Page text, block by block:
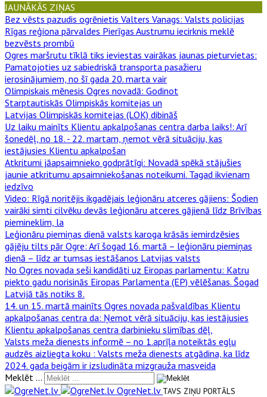
JAUNĀKĀS ZIŅAS
Bez vēsts pazudis ogrēnietis Valters Vanags: Valsts policijas
Rīgas reģiona pārvaldes Pierīgas Austrumu iecirknis meklē
bezvēsts prombū
Ogres maršrutu tīklā tiks ieviestas vairākas jaunas pieturvietas:
Pamatojoties uz sabiedriskā transporta pasažieru
ierosinājumiem, no šī gada 20. marta vair
Olimpiskais mēnesis Ogres novadā: Godinot
Starptautiskās Olimpiskās komitejas un
Latvijas Olimpiskās komitejas (LOK) dibināš
Uz laiku mainīts Klientu apkalpošanas centra darba laiks!: Arī
šonedēļ, no 18. - 22. martam, ņemot vērā situāciju, kas
iestājusies Klientu apkalpošan
Atkritumi jāapsaimnieko godprātīgi: Novadā spēkā stājušies
jaunie atkritumu apsaimniekošanas noteikumi. Tagad ikvienam
iedzīvo
Video: Rīgā noritējis ikgadējais leģionāru atceres gājiens: Šodien
vairāki simti cilvēku devās leģionāru atceres gājienā līdz Brīvības
piemineklim, la
Leģionāru piemiņas dienā valsts karoga krāsās iemirdzēsies
gājēju tilts pār Ogre: Arī šogad 16. martā – leģionāru piemiņas
dienā – līdz ar tumsas iestāšanos Latvijas valsts
No Ogres novada seši kandidāti uz Eiropas parlamentu: Katru
piekto gadu norisinās Eiropas Parlamenta (EP) vēlēšanas. Šogad
Latvijā tās notiks 8.
14. un 15. martā mainīts Ogres novada pašvaldības Klientu
apkalpošanas centra da: Ņemot vērā situāciju, kas iestājusies
Klientu apkalpošanas centra darbinieku slimības dēļ,
Valsts meža dienests informē – no 1.aprīļa noteiktās egļu
audzēs aizliegta koku : Valsts meža dienests atgādina, ka līdz
2024. gada beigām ir izsludināta mizgrauža masveida
Meklēt ...
OgreNet.lv TAVS ZIŅU PORTĀLS